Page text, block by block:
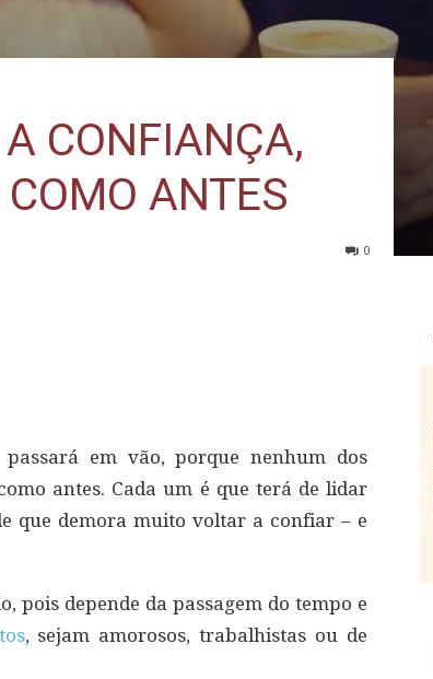
CONFIANÇA,
ANTES
0
em vão, porque nenhum dos
antes. Cada um é que terá de lidar
que demora muito voltar a confiar – e
pois depende da passagem do tempo e
, sejam amorosos, trabalhistas ou de